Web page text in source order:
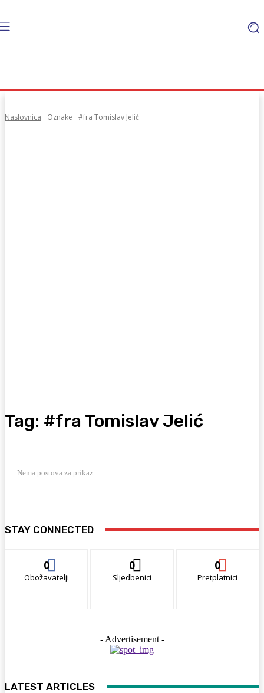
Naslovnica Oznake #fra Tomislav Jelić
Tag: #fra Tomislav Jelić
Nema postova za prikaz
STAY CONNECTED
0
Obožavatelji
0
Sljedbenici
0
Pretplatnici
- Advertisement -
LATEST ARTICLES